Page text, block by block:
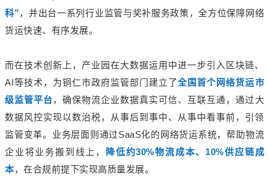
科”，并出台一系列行业监管与奖补服务政策，全方位保障网络
货运快速、有序发展。
而在技术创新上，产业园在大数据运用中进一步引入区块链、
AI等技术，为铜仁市政府监管部门建立了全国首个网络货运市
级监管平台，确保物流企业数据真实可信、互联互通，通过大
数据风控实现以数治税，从事后到事中、从事中看事前，引领
监管变革。业务层面则通过SaaS化的网络货运系统，帮助物流
企业将业务搬到线上，
降低约30%物流成本、10%供应链成
本，在合规前提下实现高质量发展。